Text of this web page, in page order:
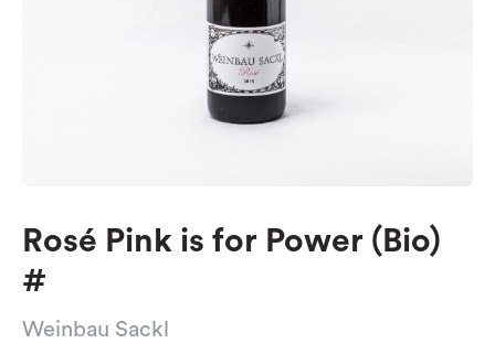
Rosé Pink is for Power (Bio)
#
Weinbau Sackl